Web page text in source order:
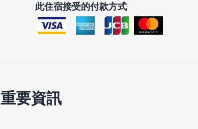
此住宿接受的付款方式
重要資訊